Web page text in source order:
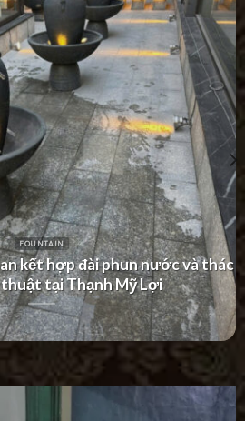
FOUNTAIN
hiện đại tại Khu Dân Cư Hà Đô
Villa